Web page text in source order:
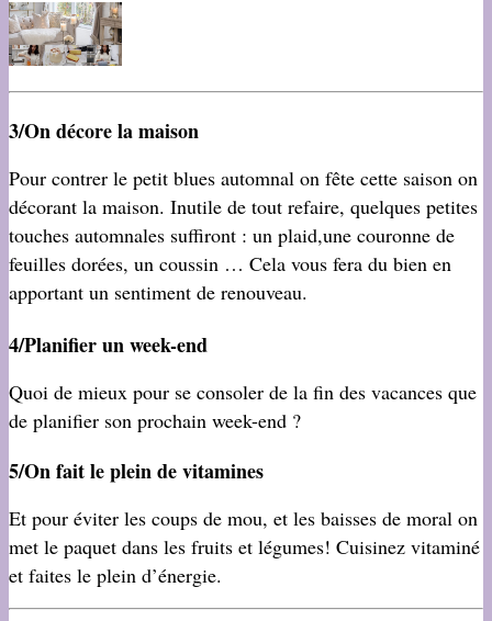
3/On décore la maison
Pour contrer le petit blues automnal on fête cette saison on
décorant la maison. Inutile de tout refaire, quelques petites
touches automnales suffiront : un plaid,une couronne de
feuilles dorées, un coussin … Cela vous fera du bien en
apportant un sentiment de renouveau.
4/Planifier un week-end
Quoi de mieux pour se consoler de la fin des vacances que
de planifier son prochain week-end ?
5/On fait le plein de vitamines
Et pour éviter les coups de mou, et les baisses de moral on
met le paquet dans les fruits et légumes! Cuisinez vitaminé
et faites le plein d’énergie.